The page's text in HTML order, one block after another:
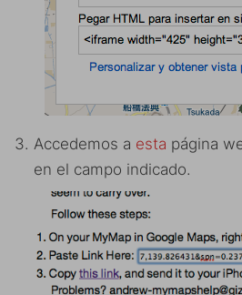
Accedemos a esta página
en el campo indicado.